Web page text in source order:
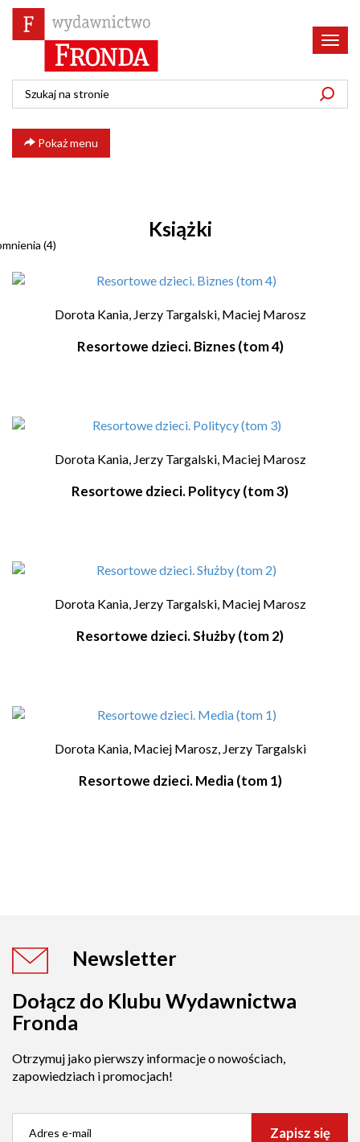
Pokaż menu
(4)
Książki
Dorota Kania, Jerzy Targalski, Maciej Marosz
Resortowe dzieci. Biznes (tom 4)
Dorota Kania, Jerzy Targalski, Maciej Marosz
Resortowe dzieci. Politycy (tom 3)
Dorota Kania, Jerzy Targalski, Maciej Marosz
Resortowe dzieci. Służby (tom 2)
Dorota Kania, Maciej Marosz, Jerzy Targalski
Resortowe dzieci. Media (tom 1)
Newsletter
Dołącz do Klubu Wydawnictwa
Fronda
Otrzymuj jako pierwszy informacje o nowościach,
zapowiedziach i promocjach!
Zapisz się